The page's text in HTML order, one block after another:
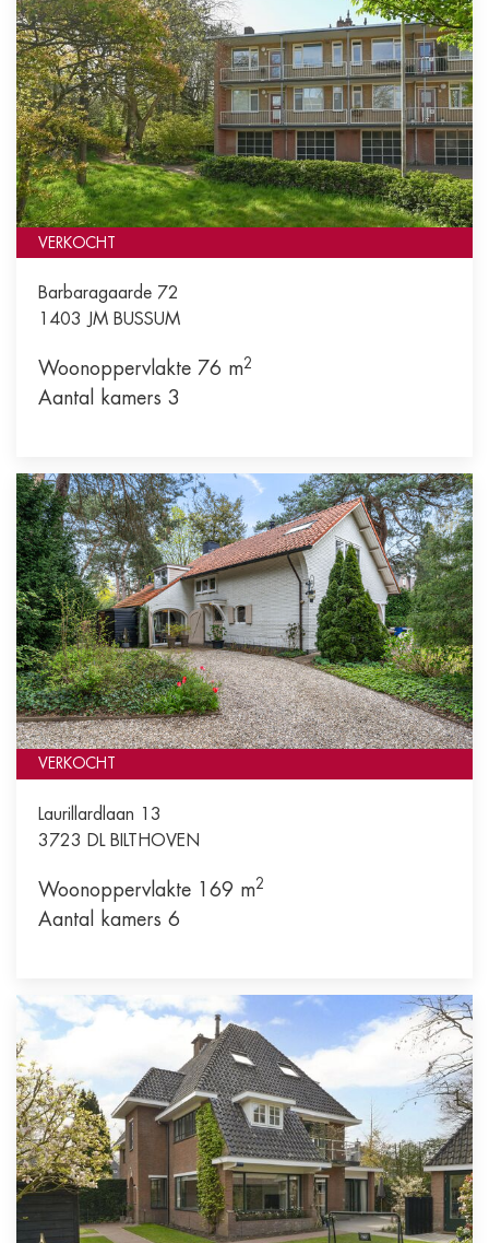
VERKOCHT
Barbaragaarde 72
1403 JM BUSSUM
Woonoppervlakte 76 m2
Aantal kamers 3
VERKOCHT
Laurillardlaan 13
3723 DL BILTHOVEN
Woonoppervlakte 169 m2
Aantal kamers 6